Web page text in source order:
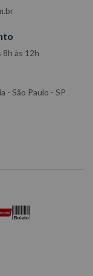
8h às 12h
- São Paulo - SP